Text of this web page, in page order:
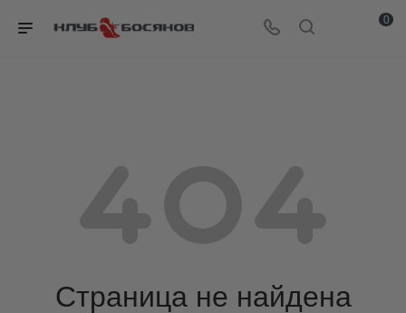
0
Страница не найдена